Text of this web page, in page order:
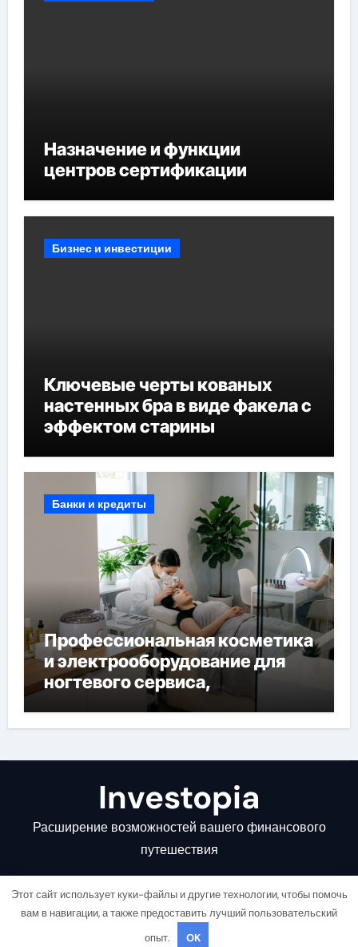
Назначение и функции
центров сертификации
Бизнес и инвестиции
Ключевые черты кованых
настенных бра в виде факела с
эффектом старины
Банки и кредиты
Профессиональная косметика
и электрооборудование для
ногтевого сервиса,
наращивания ресниц и
депиляции
Investopia
Расширение возможностей вашего финансового
путешествия
Copyright © All rights reserved |
Этот сайт использует куки-файлы и другие технологии, чтобы помочь
вам в навигации, а также предоставить лучший пользовательский
опыт.
OK